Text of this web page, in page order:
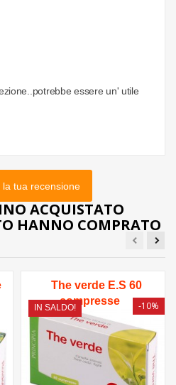
essere un' utile
la tua recensione
ACQUISTATO
HANNO COMPRATO
IN SALDO!
The verde E.S 60
compresse
-10%